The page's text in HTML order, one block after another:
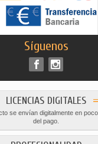
Síguenos
LICENCIAS DIGITALES
se envían digitalmente en
del pago.